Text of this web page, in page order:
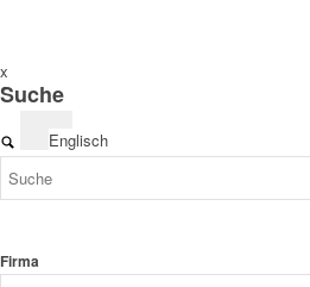
Englisch
x
Suche
Firma